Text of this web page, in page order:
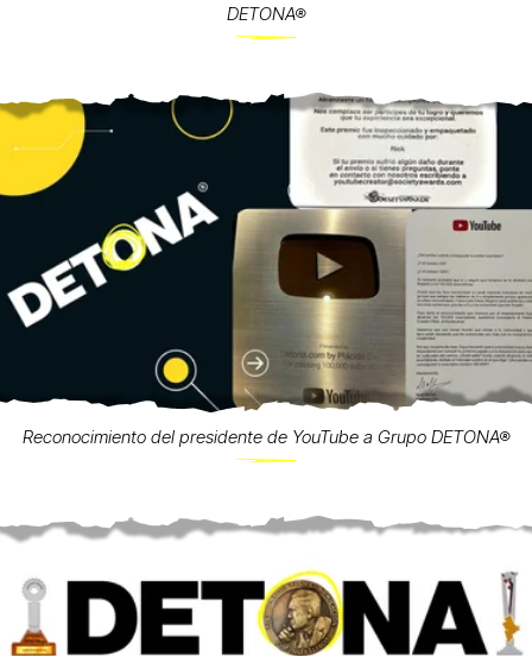
DETONA®
Reconocimiento del presidente de YouTube a Grupo DETONA®